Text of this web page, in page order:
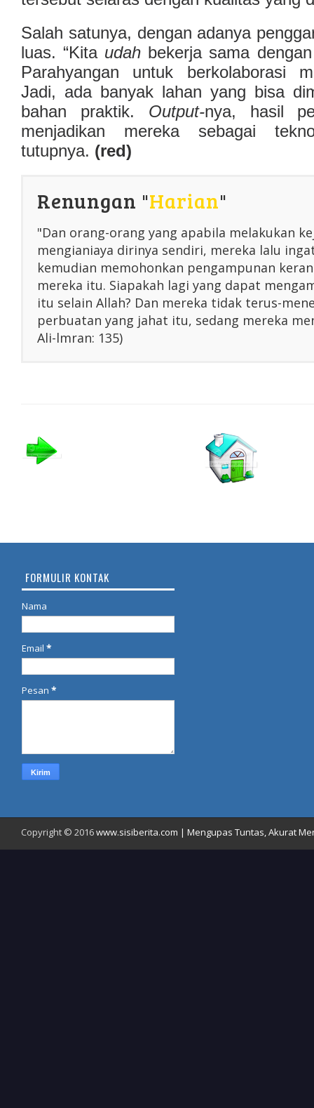
Salah satunya, dengan adanya
luas. “Kita udah bekerja sama
Parahyangan untuk berkolaborasi
Jadi, ada banyak lahan yang bisa
bahan praktik. Output-nya, hasil
menjadikan mereka sebagai
tutupnya. (red)
Renungan "Harian"
"Dan orang-orang yang apabila melakukan
mengianiaya dirinya sendiri, mereka lalu
kemudian memohonkan pengampunan
mereka itu. Siapakah lagi yang dapat
itu selain Allah? Dan mereka tidak terus-
perbuatan yang jahat itu, sedang mereka
Ali-lmran: 135)
FORMULIR KONTAK
Nama
Email *
Pesan *
Copyright © 2016www.sisiberita.com | Mengupas Tuntas, Akurat